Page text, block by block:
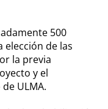
500
elección de las
la previa
y el
ULMA.